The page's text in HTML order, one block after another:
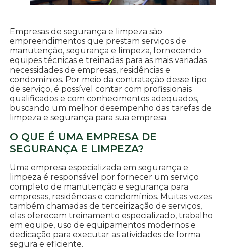
Empresas de segurança e limpeza são
empreendimentos que prestam serviços de
manutenção, segurança e limpeza, fornecendo
equipes técnicas e treinadas para as mais variadas
necessidades de empresas, residências e
condomínios. Por meio da contratação desse tipo
de serviço, é possível contar com profissionais
qualificados e com conhecimentos adequados,
buscando um melhor desempenho das tarefas de
limpeza e segurança para sua empresa.
O QUE É UMA EMPRESA DE
SEGURANÇA E LIMPEZA?
Uma empresa especializada em segurança e
limpeza é responsável por fornecer um serviço
completo de manutenção e segurança para
empresas, residências e condomínios. Muitas vezes
também chamadas de terceirização de serviços,
elas oferecem treinamento especializado, trabalho
em equipe, uso de equipamentos modernos e
dedicação para executar as atividades de forma
segura e eficiente.